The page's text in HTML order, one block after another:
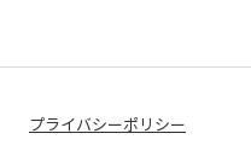
プライバシーポリシー